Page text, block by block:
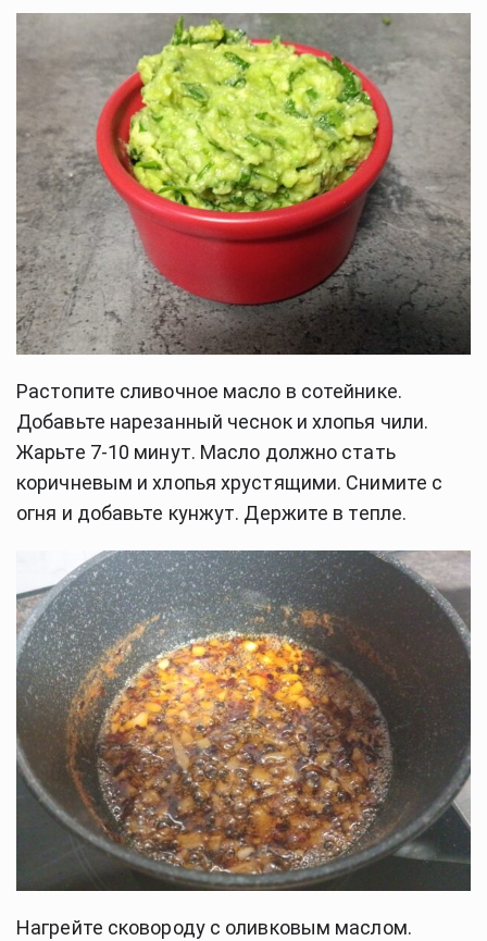
Растопите сливочное масло в сотейнике.
Добавьте нарезанный чеснок и хлопья чили.
Жарьте 7-10 минут. Масло должно стать
коричневым и хлопья хрустящими. Снимите с
огня и добавьте кунжут. Держите в тепле.
Нагрейте сковороду с оливковым маслом.